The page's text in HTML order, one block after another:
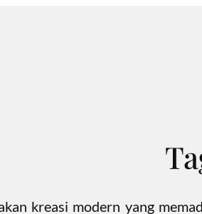
kreasi modern yang